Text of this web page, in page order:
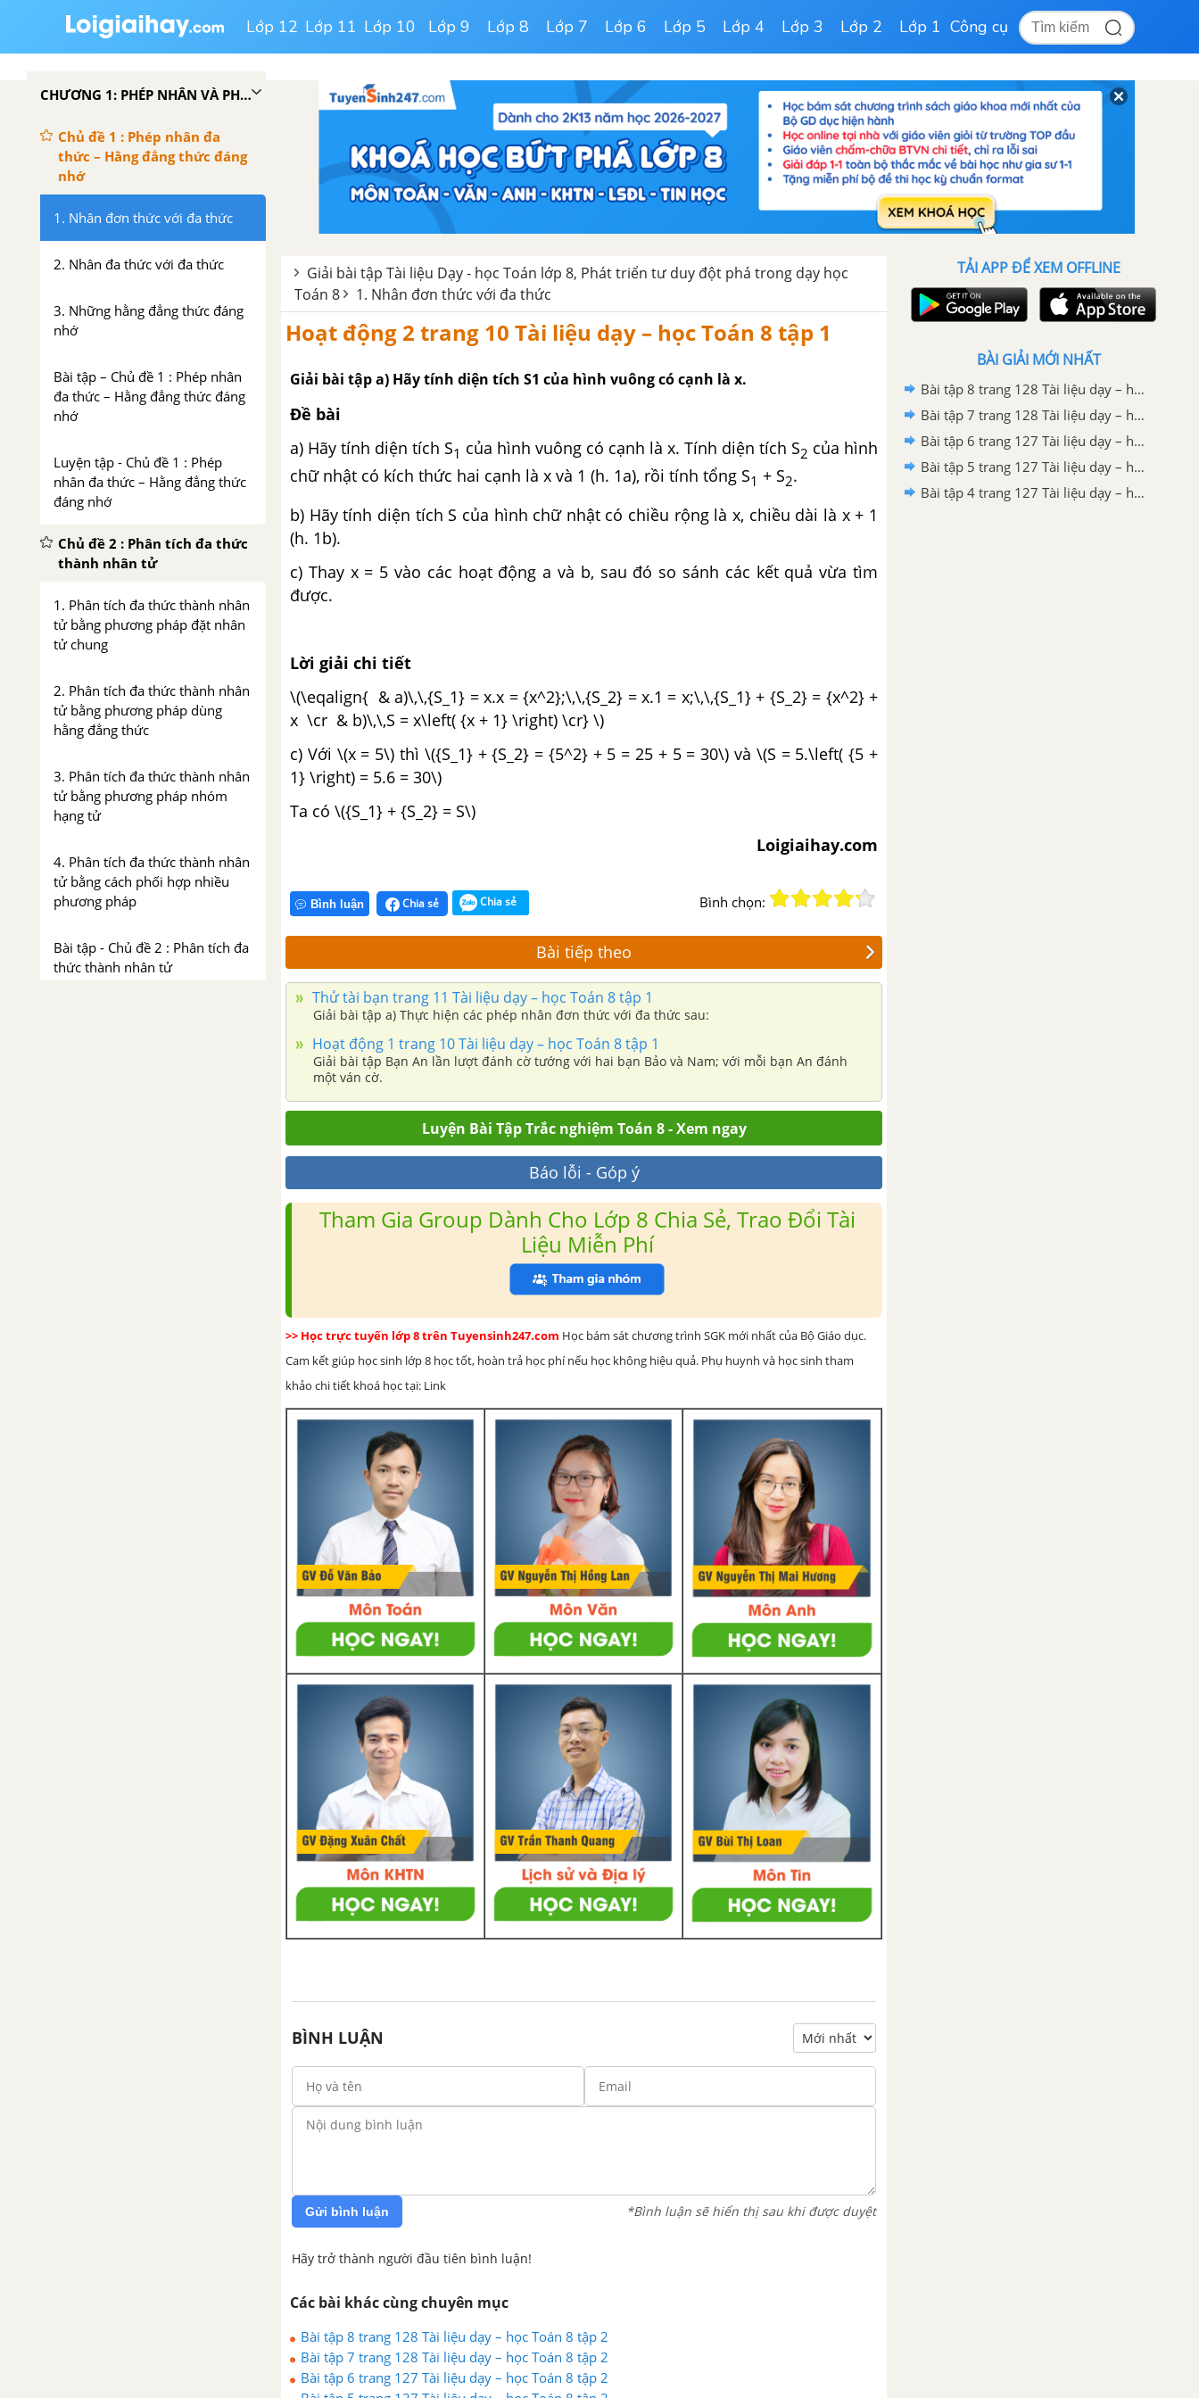
Lớp 12 Lớp 11 Lớp 10 Lớp 9 Lớp 8 Lớp 7 Lớp 6 Lớp 5 Lớp 4 Lớp 3 Lớp 2 Lớp 1 Công cụ
CHƯƠNG 1: PHÉP NHÂN VÀ PHÉP CHIA ĐA THỨC
Chủ đề 1 : Phép nhân đa
thức – Hằng đẳng thức đáng
nhớ
1. Nhân đơn thức với đa thức
2. Nhân đa thức với đa thức
3. Những hằng đẳng thức đáng
nhớ
Bài tập – Chủ đề 1 : Phép nhân
đa thức – Hằng đẳng thức đáng
nhớ
Luyện tập - Chủ đề 1 : Phép
nhân đa thức – Hằng đẳng thức
đáng nhớ
Chủ đề 2 : Phân tích đa thức
thành nhân tử
1. Phân tích đa thức thành nhân
tử bằng phương pháp đặt nhân
tử chung
2. Phân tích đa thức thành nhân
tử bằng phương pháp dùng
hằng đẳng thức
3. Phân tích đa thức thành nhân
tử bằng phương pháp nhóm
hạng tử
4. Phân tích đa thức thành nhân
tử bằng cách phối hợp nhiều
phương pháp
Bài tập - Chủ đề 2 : Phân tích đa
thức thành nhân tử
Giải bài tập Tài liệu Dạy - học Toán lớp 8, Phát triển tư duy đột phá trong dạy học
Toán 8
1. Nhân đơn thức với đa thức
Hoạt động 2 trang 10 Tài liệu dạy – học Toán 8 tập 1
Giải bài tập a) Hãy tính diện tích S1 của hình vuông có cạnh là x.
Đề bài
a) Hãy tính diện tích S1 của hình vuông có cạnh là x. Tính diện tích S2 của hình
chữ nhật có kích thức hai cạnh là x và 1 (h. 1a), rồi tính tổng S1 + S2.
b) Hãy tính diện tích S của hình chữ nhật có chiều rộng là x, chiều dài là x + 1
(h. 1b).
c) Thay x = 5 vào các hoạt động a và b, sau đó so sánh các kết quả vừa tìm
được.
Lời giải chi tiết
\(\eqalign{ & a)\,\,{S_1} = x.x = {x^2};\,\,{S_2} = x.1 = x;\,\,{S_1} + {S_2} = {x^2} +
x \cr & b)\,\,S = x\left( {x + 1} \right) \cr} \)
c) Với \(x = 5\) thì \({S_1} + {S_2} = {5^2} + 5 = 25 + 5 = 30\) và \(S = 5.\left( {5 +
1} \right) = 5.6 = 30\)
Ta có \({S_1} + {S_2} = S\)
Loigiaihay.com
Bình luận Chia sẻ Chia sẻ Bình chọn:
Bài tiếp theo
Thử tài bạn trang 11 Tài liệu dạy – học Toán 8 tập 1
Giải bài tập a) Thực hiện các phép nhân đơn thức với đa thức sau:
Hoạt động 1 trang 10 Tài liệu dạy – học Toán 8 tập 1
Giải bài tập Bạn An lần lượt đánh cờ tướng với hai bạn Bảo và Nam; với mỗi bạn An đánh
một ván cờ.
Luyện Bài Tập Trắc nghiệm Toán 8 - Xem ngay
Báo lỗi - Góp ý
Tham Gia Group Dành Cho Lớp 8 Chia Sẻ, Trao Đổi Tài
Liệu Miễn Phí
>> Học trực tuyến lớp 8 trên Tuyensinh247.com Học bám sát chương trình SGK mới nhất của Bộ Giáo dục.
Cam kết giúp học sinh lớp 8 học tốt, hoàn trả học phí nếu học không hiệu quả. Phụ huynh và học sinh tham
khảo chi tiết khoá học tại: Link
BÌNH LUẬN
Gửi bình luận *Bình luận sẽ hiển thị sau khi được duyệt
Hãy trở thành người đầu tiên bình luận!
Các bài khác cùng chuyên mục
Bài tập 8 trang 128 Tài liệu dạy – học Toán 8 tập 2
Bài tập 7 trang 128 Tài liệu dạy – học Toán 8 tập 2
Bài tập 6 trang 127 Tài liệu dạy – học Toán 8 tập 2
TẢI APP ĐỂ XEM OFFLINE
BÀI GIẢI MỚI NHẤT
Bài tập 8 trang 128 Tài liệu dạy – học Toán 8 tập 2
Bài tập 7 trang 128 Tài liệu dạy – học Toán 8 tập 2
Bài tập 6 trang 127 Tài liệu dạy – học Toán 8 tập 2
Bài tập 5 trang 127 Tài liệu dạy – học Toán 8 tập 2
Bài tập 4 trang 127 Tài liệu dạy – học Toán 8 tập 2